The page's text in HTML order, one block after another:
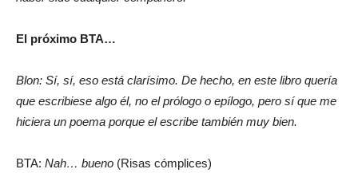
El próximo BTA…
Blon: Sí, sí, eso está clarísimo. De hecho, en este libro quería
que escribiese algo él, no el prólogo o epílogo, pero sí que me
hiciera un poema porque el escribe también muy bien.
BTA: Nah… bueno (Risas cómplices)